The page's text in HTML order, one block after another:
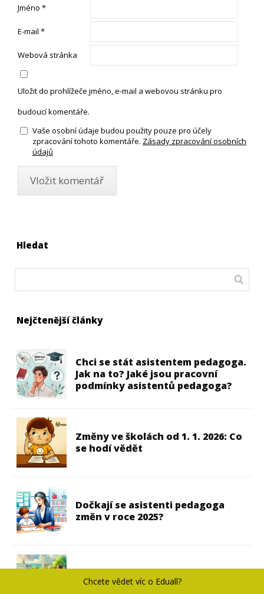
Jméno *
E-mail *
Webová stránka
Uložit do prohlížeče jméno, e-mail a webovou stránku pro
budoucí komentáře.
Vaše osobní údaje budou použity pouze pro účely
zpracování tohoto komentáře. Zásady zpracování osobních
údajů
Hledat
Nejčtenější články
Chci se stát asistentem pedagoga.
Jak na to? Jaké jsou pracovní
podmínky asistentů pedagoga?
Změny ve školách od 1. 1. 2026: Co
se hodí vědět
Dočkají se asistenti pedagoga
změn v roce 2025?
Mimoškolní akce
Chcete vědet víc o Eduall?